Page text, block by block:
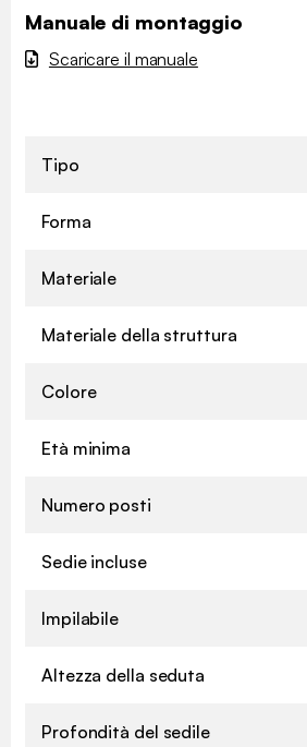
Manuale di montaggio
Scaricare il manuale
Tipo
Forma
Materiale
Materiale della struttura
Colore
Età minima
Numero posti
Sedie incluse
Impilabile
Altezza della seduta
Profondità del sedile